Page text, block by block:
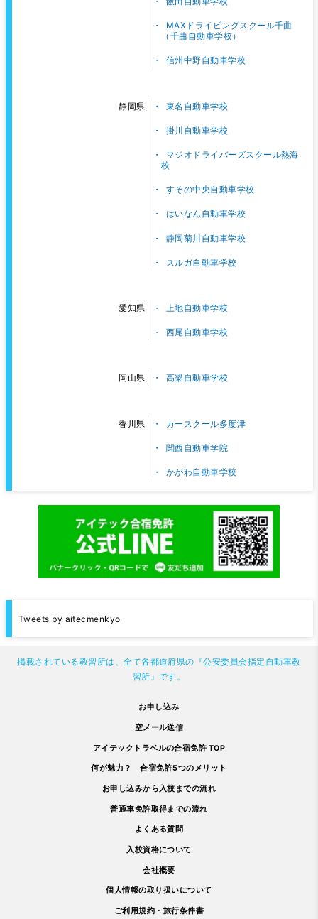
MAXドライビングスクール千曲
（千曲自動車学校）
信州中野自動車学校
静岡県 東名自動車学校
掛川自動車学校
マジオドライバーズスクール熱海
校
すその中央自動車学校
はいなん自動車学校
静岡菊川自動車学校
スルガ自動車学校
愛知県 上地自動車学校
西尾自動車学校
岡山県 高梁自動車学校
香川県 カースクール多度津
関西自動車学院
かがわ自動車学校
Tweets by aitecmenkyo
掲載されている教習所は、全て各都道府県の『公安委員会指定自動車教
習所』です。
お申し込み
空メール送信
アイテックトラベルの合宿免許 TOP
何が魅力？ 合宿免許5つのメリット
お申し込みから入校までの流れ
普通車免許取得までの流れ
よくある質問
入校資格について
会社概要
個人情報の取り扱いについて
ご利用規約・旅行条件書